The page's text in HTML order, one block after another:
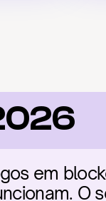
em
O